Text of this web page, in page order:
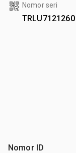
Nomor seri
TRLU7121260
Nomor ID